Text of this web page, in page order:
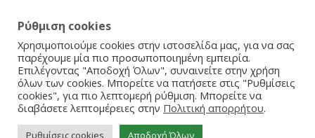
Ρύθμιση cookies
Χρησιμοποιούμε cookies στην ιστοσελίδα μας, για να σας
παρέχουμε μία πιο προσωποποιημένη εμπειρία.
Επιλέγοντας "Αποδοχή Όλων", συναινείτε στην χρήση
όλων των cookies. Μπορείτε να πατήσετε στις "Ρυθμίσεις
cookies", για πιο λεπτομερή ρύθμιση. Μπορείτε να
διαβάσετε λεπτομέρειες στην Πολιτική απορρήτου.
Ρυθμίσεις cookies Αποδοχή Όλων